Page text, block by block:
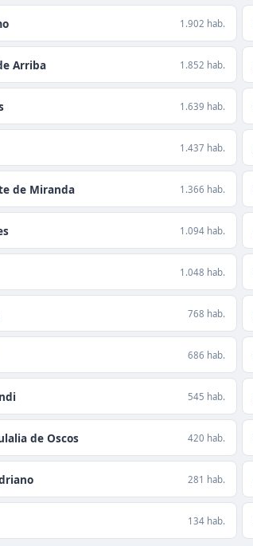
1.902 hab.
Arriba 1.852 hab.
1.639 hab.
1.437 hab.
de Miranda 1.366 hab.
1.094 hab.
1.048 hab.
768 hab.
686 hab.
545 hab.
de Oscos 420 hab.
281 hab.
134 hab.